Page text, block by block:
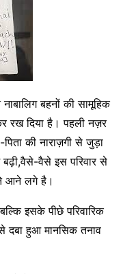
बहनों की सामूहिक
रख दिया है। पहली नज़र
की नाराज़गी से जुड़ा
वैसे इस परिवार से
आने लगे है।
इसके पीछे परिवारिक
दबा हुआ मानसिक तनाव